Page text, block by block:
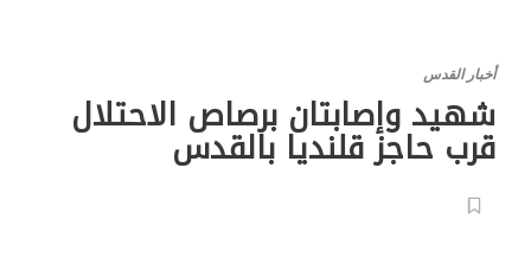
أخبار القدس
شهيد وإصابتان برصاص الاحتلال
قرب حاجز قلنديا بالقدس